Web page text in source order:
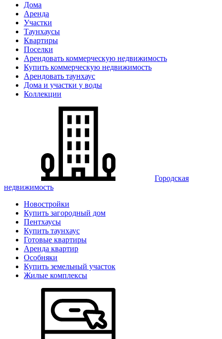
Дома
Аренда
Участки
Таунхаусы
Квартиры
Поселки
Арендовать коммерческую недвижимость
Купить коммерческую недвижимость
Арендовать таунхаус
Дома и участки у воды
Коллекции
Городская
недвижимость
Новостройки
Купить загородный дом
Пентхаусы
Купить таунхаус
Готовые квартиры
Аренда квартир
Особняки
Купить земельный участок
Жилые комплексы